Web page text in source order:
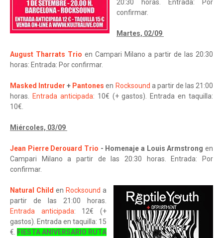
20:30 horas. Entrada: Por
confirmar.
Martes, 02/09
August Tharrats Trio en Campari Milano a partir de las 20:30
horas: Entrada: Por confirmar.
Masked Intruder + Pantones en Rocksound a partir de las 21:00
horas. Entrada anticipada: 10€ (+ gastos). Entrada en taquilla:
10€.
Miércoles, 03/09
Jean Pierre Derouard Trio - Homenaje a Louis Armstrong en
Campari Milano a partir de las 20:30 horas. Entrada: Por
confirmar.
Natural Child en Rocksound a
partir de las 21:00 horas.
Entrada anticipada: 12€ (+
gastos). Entrada en taquilla: 15
€. FIESTA ANIVERSARIO RUTA